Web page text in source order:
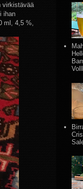
virkistävää
ihan
ml, 4,5 %,